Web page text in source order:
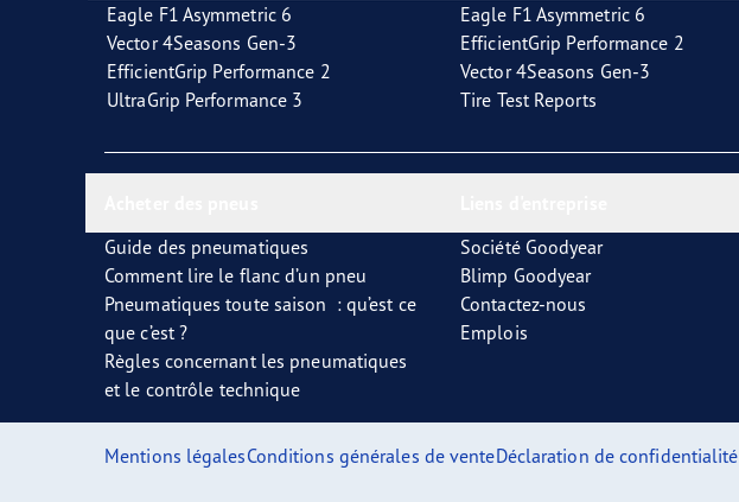
Eagle F1 Asymmetric 6
Vector 4Seasons Gen-3
EfficientGrip Performance 2
UltraGrip Performance 3
Eagle F1 Asymmetric 6
EfficientGrip Performance 2
Vector 4Seasons Gen-3
Tire Test Reports
Guide des pneumatiques
Comment lire le flanc d’un pneu
Pneumatiques toute saison : qu’est ce
que c’est ?
Règles concernant les pneumatiques
et le contrôle technique
Société Goodyear
Blimp Goodyear
Contactez-nous
Emplois
Mentions légalesConditions générales de venteDéclaration de confidentialité